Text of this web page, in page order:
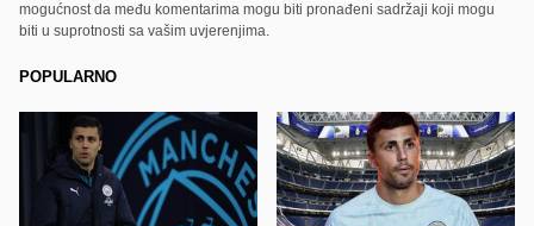
mogućnost da među komentarima mogu biti pronađeni sadržaji koji mogu
biti u suprotnosti sa vašim uvjerenjima.
POPULARNO